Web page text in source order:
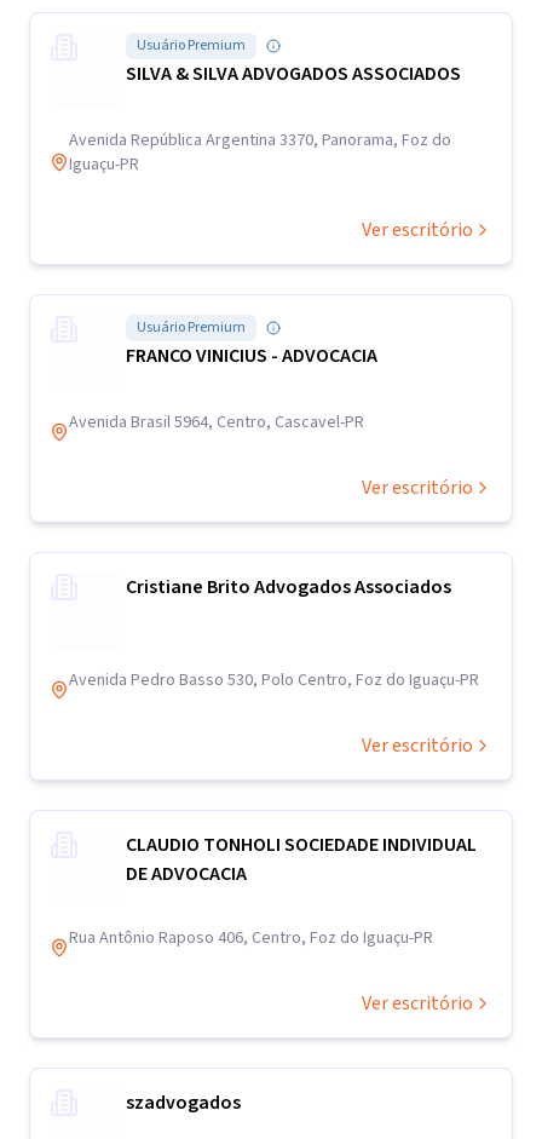
Usuário Premium
SILVA & SILVA ADVOGADOS ASSOCIADOS
Avenida República Argentina 3370, Panorama, Foz do
Iguaçu-PR
Ver escritório
Usuário Premium
FRANCO VINICIUS - ADVOCACIA
Avenida Brasil 5964, Centro, Cascavel-PR
Ver escritório
Cristiane Brito Advogados Associados
Avenida Pedro Basso 530, Polo Centro, Foz do Iguaçu-PR
Ver escritório
CLAUDIO TONHOLI SOCIEDADE INDIVIDUAL
DE ADVOCACIA
Rua Antônio Raposo 406, Centro, Foz do Iguaçu-PR
Ver escritório
szadvogados